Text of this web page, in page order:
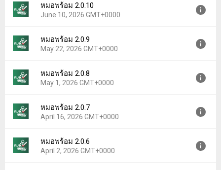
Downloads:
7
Version:
2.0.11
Uploaded:
June 12, 2026 at 7:24AM GMT+0000
Downloads:
5
หมอพร้อม 2.0.10
June 10, 2026 GMT+0000
Version:
2.0.10
Uploaded:
June 10, 2026 at 11:04AM GMT+0000
Downloads:
2
หมอพร้อม 2.0.9
May 22, 2026 GMT+0000
Version:
2.0.9
Uploaded:
May 22, 2026 at 6:35AM GMT+0000
Downloads:
6
หมอพร้อม 2.0.8
May 1, 2026 GMT+0000
Version:
2.0.8
Uploaded:
May 1, 2026 at 4:07AM GMT+0000
Downloads:
1
หมอพร้อม 2.0.7
April 16, 2026 GMT+0000
Version:
2.0.7
Uploaded:
April 16, 2026 at 9:34AM GMT+0000
หมอพร้อม 2.0.6
April 2, 2026 GMT+0000